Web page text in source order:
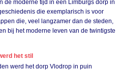
de moderne tijd in een Limburgs dorp in
die exemplarisch is voor
die, veel langzamer dan de steden,
bij het moderne leven van de twintigste
het stil
werd het dorp Vlodrop in puin